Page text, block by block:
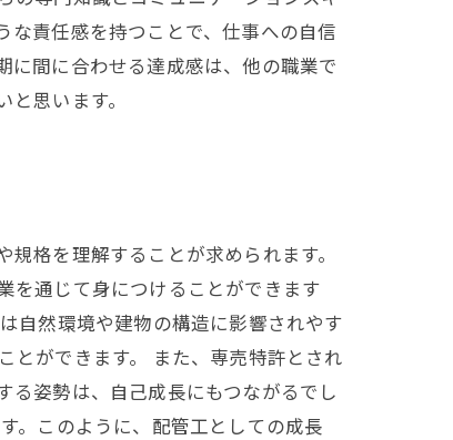
な責任感を持つことで、仕事への自信
に間に合わせる達成感は、他の職業で
思います。
格を理解することが求められます。
を通じて身につけることができます
自然環境や建物の構造に影響されやす
とができます。 また、専売特許とされ
る姿勢は、自己成長にもつながるでし
。このように、配管工としての成長